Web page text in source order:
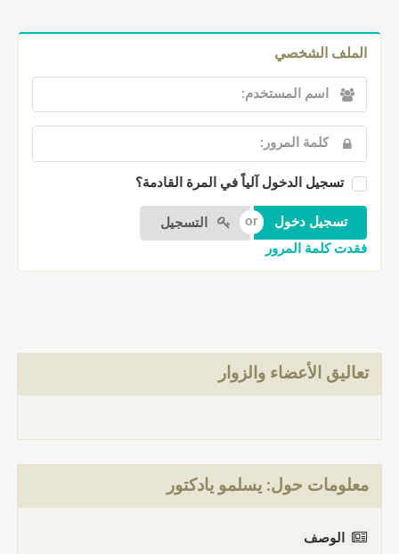
الملف الشخصي
تسجيل الدخول آلياً في المرة القادمة؟
التسجيل
فقدت كلمة المرور
تعاليق الأعضاء والزوار
معلومات حول: يسلمو يادكتور
الوصف